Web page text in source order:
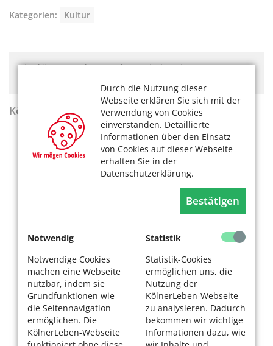
Durch die Nutzung dieser
Webseite erklären Sie sich mit der
Verwendung von Cookies
einverstanden. Detaillierte
Informationen über den Einsatz
von Cookies auf dieser Webseite
erhalten Sie in der
Datenschutzerklärung.
Bestätigen
Notwendig
Notwendige Cookies
machen eine Webseite
nutzbar, indem sie
Grundfunktionen wie
die Seitennavigation
ermöglichen. Die
KölnerLeben-Webseite
Statistik
Statistik-Cookies
ermöglichen uns, die
Nutzung der
KölnerLeben-Webseite
zu analysieren. Dadurch
bekommen wir wichtige
Informationen dazu, wie
Kategorien: Kultur
Hier könnte Werbung stehen, mit der wir uns
KölnerLeben Sommer 2026